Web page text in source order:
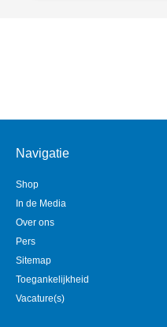
Navigatie
Shop
In de Media
Over ons
Pers
Sitemap
Toegankelijkheid
Vacature(s)